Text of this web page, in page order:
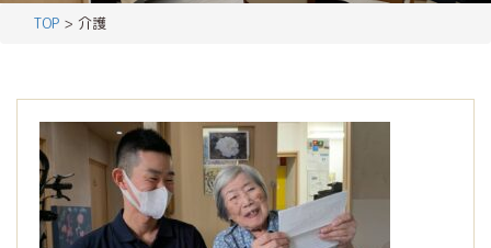
TOP > 介護